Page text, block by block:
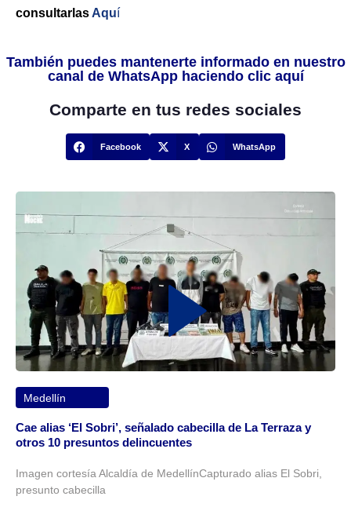
consultarlas Aquí
También puedes mantenerte informado en nuestro
canal de WhatsApp haciendo clic aquí
Comparte en tus redes sociales
Facebook X WhatsApp
Medellín
Cae alias ‘El Sobri’, señalado cabecilla de La Terraza y
otros 10 presuntos delincuentes
Imagen cortesía Alcaldía de MedellínCapturado alias El Sobri,
presunto cabecilla